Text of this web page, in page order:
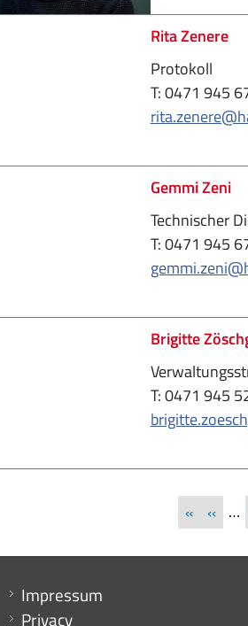
Rita Zenere
Protokoll
T: 0471 945
Gemmi Zeni
Technischer
T: 0471 945
Brigitte
T: 0471 945
« First
‹‹ …
Menu footer
Impressum
Privacy